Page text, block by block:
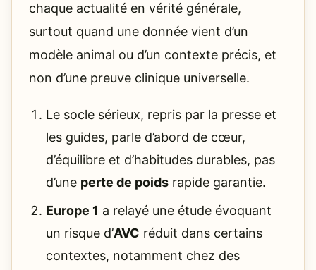
chaque actualité en vérité générale,
surtout quand une donnée vient d’un
modèle animal ou d’un contexte précis, et
non d’une preuve clinique universelle.
Le socle sérieux, repris par la presse et
les guides, parle d’abord de cœur,
d’équilibre et d’habitudes durables, pas
d’une perte de poids rapide garantie.
Europe 1 a relayé une étude évoquant
un risque d’AVC réduit dans certains
contextes, notamment chez des